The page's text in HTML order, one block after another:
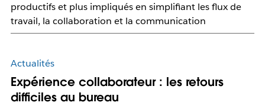
productifs et plus impliqués en simplifiant les flux de
travail, la collaboration et la communication
Actualités
Expérience collaborateur : les retours
difficiles au bureau